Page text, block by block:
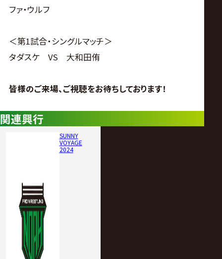
ファ・ウルフ
＜第1試合・シングルマッチ＞
タダスケ VS 大和田侑
皆様のご来場、ご視聴をお待ちしております！
関連興行
SUNNY
VOYAGE
2024